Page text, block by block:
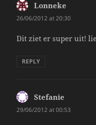
Lonneke
26/06/2012 at 20:30
Dit ziet er super uit!
REPLY
Stefanie
29/06/2012 at 00:53